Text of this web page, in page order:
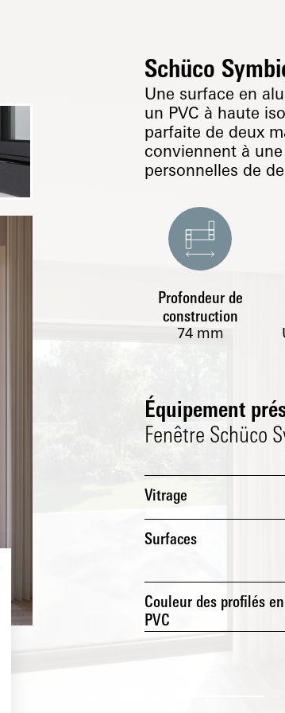
Schüco
Une surface en
un PVC à haute
parfaite de deux
conviennent à
personnelles de
Profondeur de
construction
74mm
Équipement
Fenêtre Schüco
Vitrage
Surfaces
Couleur des profilés en
PVC